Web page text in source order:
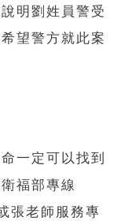
明劉姓員警受
望警方就此案
一定可以找到
福部專線
張老師服務專